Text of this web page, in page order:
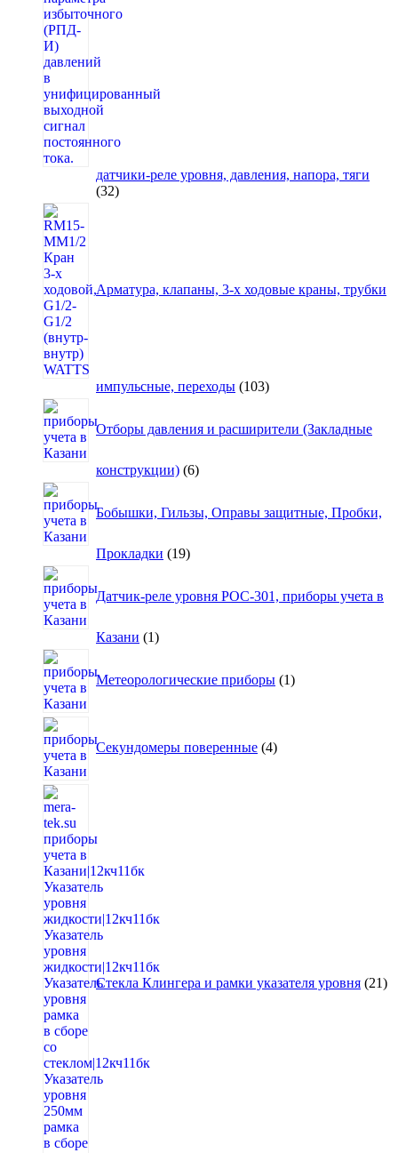
датчики-реле уровня, давления, напора, тяги
3232
Арматура, клапаны, 3-х ходовые краны, трубки
импульсные, переходы 103103
Отборы давления и расширители (Закладные
конструкции) 66
Бобышки, Гильзы, Оправы защитные, Пробки,
Прокладки 1919
Датчик-реле уровня РОС-301, приборы учета в
Казани 11
Метеорологические приборы 1
товар
Секундомеры поверенные 4
товара
Стекла Клингера и рамки указателя уровня 21